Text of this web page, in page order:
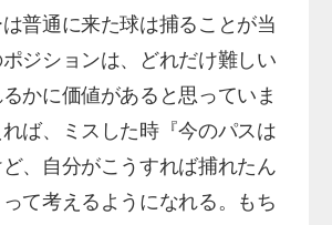
は普通に来た球は捕ることが当
ジションは、どれだけ難しい
かに価値があると思っていま
ば、ミスした時『今のパスは
、自分がこうすれば捕れたん
て考えるようになれる。もち